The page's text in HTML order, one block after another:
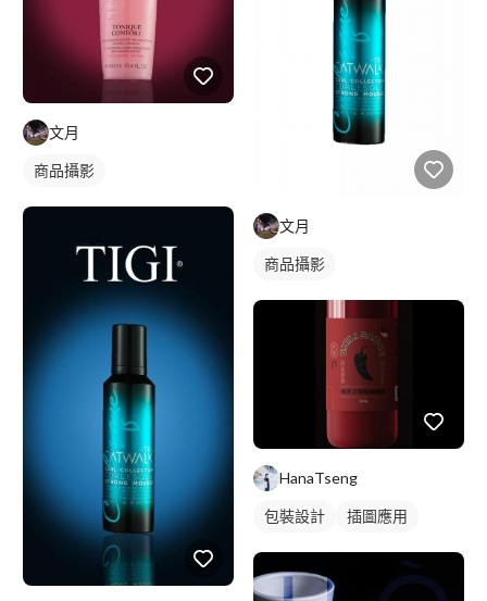
文月
商品攝影
文月
商品攝影
HanaTseng
包裝設計 插圖應用